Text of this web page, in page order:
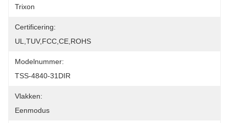
Trixon
Certificering:
UL,TUV,FCC,CE,ROHS
Modelnummer:
TSS-4840-31DIR
Vlakken:
Eenmodus